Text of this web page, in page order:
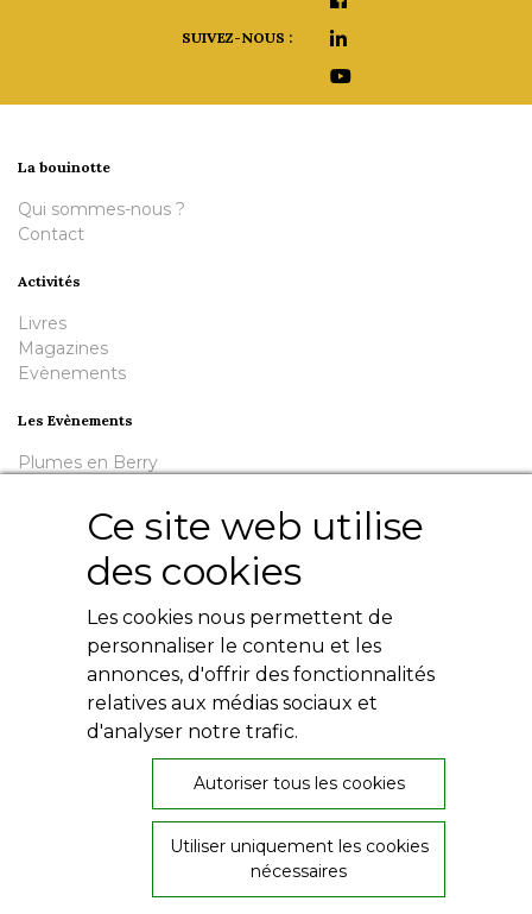
Ce site web utilise
des cookies
Les cookies nous permettent de
personnaliser le contenu et les
annonces, d'offrir des fonctionnalités
relatives aux médias sociaux et
d'analyser notre trafic.
Autoriser tous les cookies
Utiliser uniquement les cookies
nécessaires
SUIVEZ-NOUS :
La bouinotte
Qui sommes-nous ?
Contact
Activités
Livres
Magazines
Evènements
Les Evènements
Plumes en Berry
Besoin d'aide ?
Mentions légales
Conditions générales
Politique de confidentialité
26, rue de Provence
36000 Châteauroux
02 54 60 08 06